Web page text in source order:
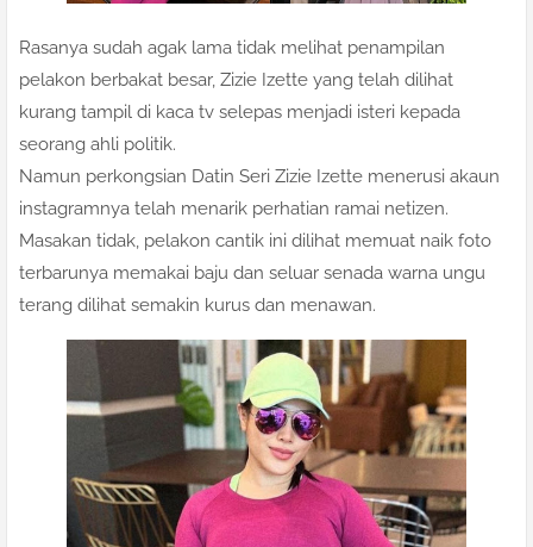
Rasanya sudah agak lama tidak melihat penampilan
pelakon berbakat besar, Zizie Izette yang telah dilihat
kurang tampil di kaca tv selepas menjadi isteri kepada
seorang ahli politik.
Namun perkongsian Datin Seri Zizie Izette menerusi akaun
instagramnya telah menarik perhatian ramai netizen.
Masakan tidak, pelakon cantik ini dilihat memuat naik foto
terbarunya memakai baju dan seluar senada warna ungu
terang dilihat semakin kurus dan menawan.